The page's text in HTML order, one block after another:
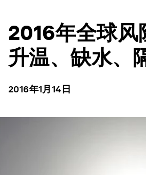
2016年全球风
升温、缺水、
2016年1月14日